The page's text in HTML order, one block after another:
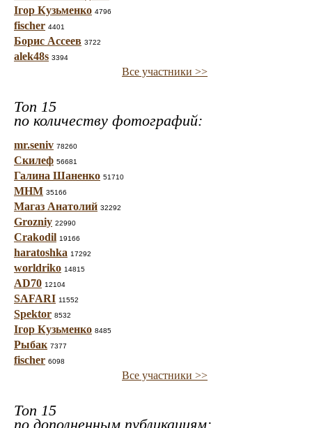
Ігор Кузьменко 4796
fischer 4401
Борис Ассеев 3722
alek48s 3394
Все участники >>
Топ 15
по количеству фотографий:
mr.seniv 78260
Скилеф 56681
Галина Шаненко 51710
МНМ 35166
Магаз Анатолий 32292
Grozniy 22990
Crakodil 19166
haratoshka 17292
worldriko 14815
AD70 12104
SAFARI 11552
Spektor 8532
Ігор Кузьменко 8485
Рыбак 7377
fischer 6098
Все участники >>
Топ 15
по дополненным публикациям: